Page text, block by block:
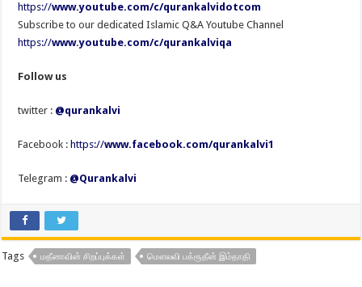
https://www.youtube.com/c/qurankalvidotcom
Subscribe to our dedicated Islamic Q&A Youtube Channel
https://www.youtube.com/c/qurankalviqa
Follow us
twitter : @qurankalvi
Facebook : https://www.facebook.com/qurankalvi1
Telegram : @Qurankalvi
Tags மதீனாவின் சிறப்புக்கள் மௌலவி பக்ரூதீன் இம்தாதி